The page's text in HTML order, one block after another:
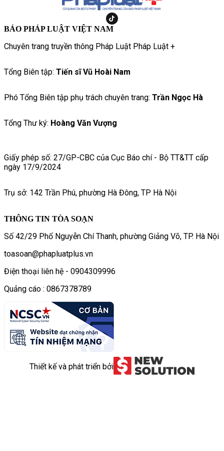
BÁO PHÁP LUẬT VIỆT NAM
Chuyên trang truyền thông Pháp Luật Pháp Luật +
Tổng Biên tập: Tiến sĩ Vũ Hoài Nam
Phó Tổng Biên tập phụ trách chuyên trang: Trần Ngọc Hà
Tổng Thư ký: Hoàng Văn Vượng
Giấy phép số: 27/GP-CBC của Cục Báo chí - Bộ TT&TT cấp
ngày 17/9/2024
Trụ sở: 142 Trần Phú, phường Hà Đông, TP Hà Nội
THÔNG TIN TÒA SOẠN
Số 42/29 Phố Nguyễn Chí Thanh, phường Giảng Võ, TP. Hà Nội
toasoan@phapluatplus.vn
Điện thoại liên hệ - 0904309996
Quảng cáo : 0867378789
Thiết kế và phát triển bởi